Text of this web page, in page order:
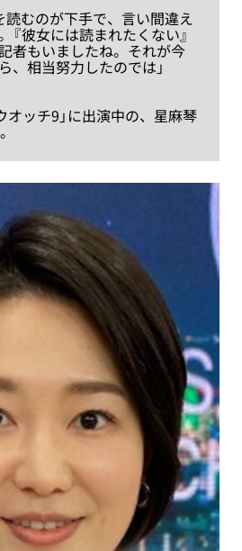
読むのが下手で、言い間違え
『彼女には読まれたくない』
者もいましたね。それが今
、相当努力したのでは」
オッチ9」に出演中の、星麻琴